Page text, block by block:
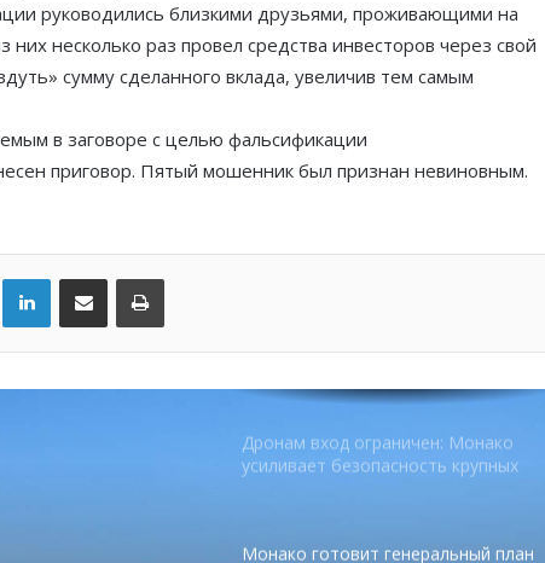
руководились близкими друзьями, проживающими на
несколько раз провел средства инвесторов через свой
сумму сделанного вклада, увеличив тем самым
в заговоре с целью фальсификации
приговор. Пятый мошенник был признан невиновным.
LinkedInПоделиться по электронной почте Распечатать
партнёрство ради безопасных
летних ночей
с драгоценностями на сумму свыше
€1 млн
усиливает безопасность крупных
Монако готовит генеральный план
развития: что изменится в
Благотворительный забег в Монако